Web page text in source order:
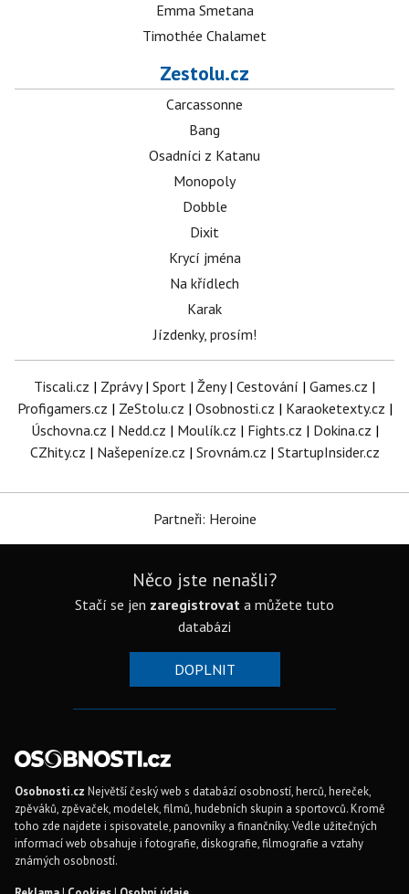
Emma Smetana
Timothée Chalamet
Zestolu.cz
Carcassonne
Bang
Osadníci z Katanu
Monopoly
Dobble
Dixit
Krycí jména
Na křídlech
Karak
Jízdenky, prosím!
Tiscali.cz | Zprávy| Sport | Ženy| Cestování | Games.cz |
Profigamers.cz | ZeStolu.cz | Osobnosti.cz | Karaoketexty.cz |
Úschovna.cz | Nedd.cz | Moulík.cz | Fights.cz | Dokina.cz |
CZhity.cz | Našepeníze.cz | Srovnám.cz | StartupInsider.cz
Partneři: Heroine
Něco jste nenašli?
Stačí se jen zaregistrovat a můžete tuto
databázi
DOPLNIT
Osobnosti.cz Největší český web s databází osobností, herců, hereček,
zpěváků, zpěvaček, modelek, filmů, hudebních skupin a sportovců. Kromě
toho zde najdete i spisovatele, panovníky a finančníky. Vedle užitečných
informací web obsahuje i fotografie, diskografie, filmografie a vztahy
známých osobností.